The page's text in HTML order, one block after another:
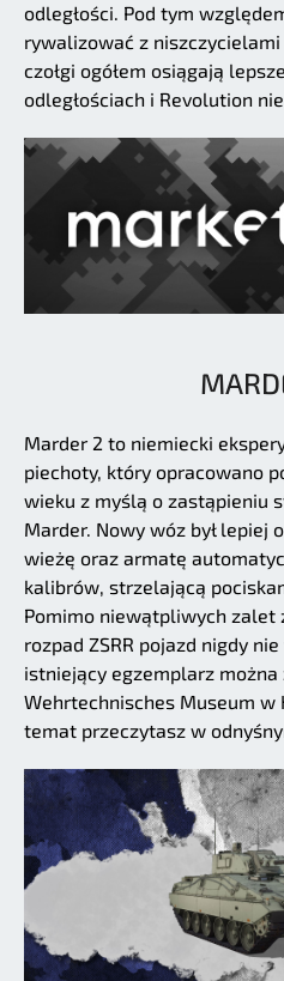
odległości. Pod tym
rywalizować z niszczycielami
czołgi ogółem osiągają
odległościach i Revolution
Marder 2 to niemiecki
piechoty, który opracowano
wieku z myślą o zastąpieniu
Marder. Nowy wóz był lepiej
wieżę oraz armatę
kalibrów, strzelającą
Pomimo niewątpliwych zalet
rozpad ZSRR pojazd nigdy nie
istniejący egzemplarz
Wehrtechnisches Museum w
temat przeczytasz w